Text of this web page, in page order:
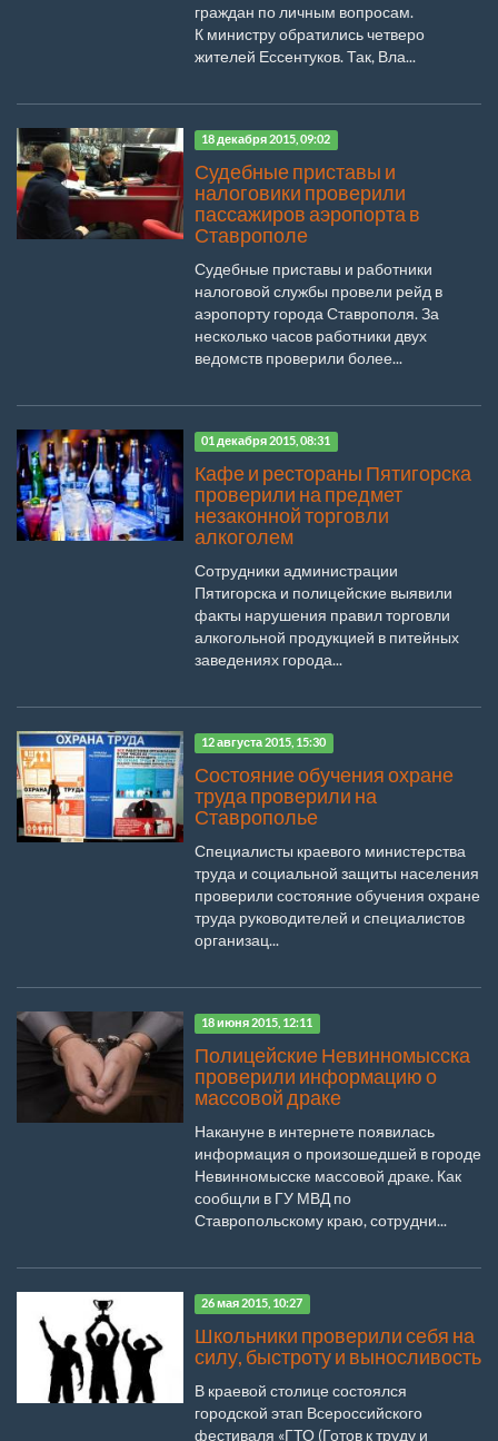
граждан по личным вопросам.
К министру обратились четверо
жителей Ессентуков. Так, Вла...
18 декабря 2015, 09:02
Судебные приставы и
налоговики проверили
пассажиров аэропорта в
Ставрополе
Судебные приставы и работники
налоговой службы провели рейд в
аэропорту города Ставрополя. За
несколько часов работники двух
ведомств проверили более...
01 декабря 2015, 08:31
Кафе и рестораны Пятигорска
проверили на предмет
незаконной торговли
алкоголем
Сотрудники администрации
Пятигорска и полицейские выявили
факты нарушения правил торговли
алкогольной продукцией в питейных
заведениях города...
12 августа 2015, 15:30
Состояние обучения охране
труда проверили на
Ставрополье
Специалисты краевого министерства
труда и социальной защиты населения
проверили состояние обучения охране
труда руководителей и специалистов
организац...
18 июня 2015, 12:11
Полицейские Невинномысска
проверили информацию о
массовой драке
Накануне в интернете появилась
информация о произошедшей в городе
Невинномысске массовой драке. Как
сообщли в ГУ МВД по
Ставропольскому краю, сотрудни...
26 мая 2015, 10:27
Школьники проверили себя на
силу, быстроту и выносливость
В краевой столице состоялся
городской этап Всероссийского
фестиваля «ГТО (Готов к труду и